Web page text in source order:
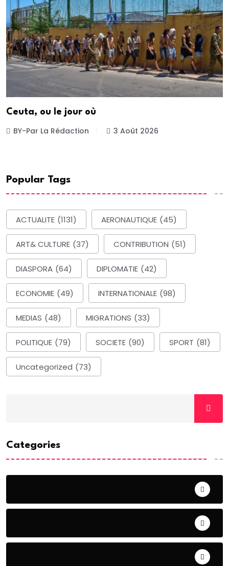
Ceuta, ou le jour où
BY-Par La Rédaction 3 Août 2026
Popular Tags
ACTUALITE (1131) AERONAUTIQUE (45)
ART& CULTURE (37) CONTRIBUTION (51)
DIASPORA (64) DIPLOMATIE (42)
ECONOMIE (49) INTERNATIONALE (98)
MEDIAS (48) MIGRATIONS (33)
POLITIQUE (79) SOCIETE (90) SPORT (81)
Uncategorized (73)
Categories